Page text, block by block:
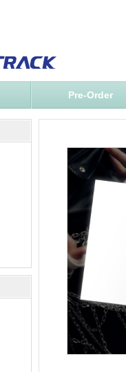
Pre-Order